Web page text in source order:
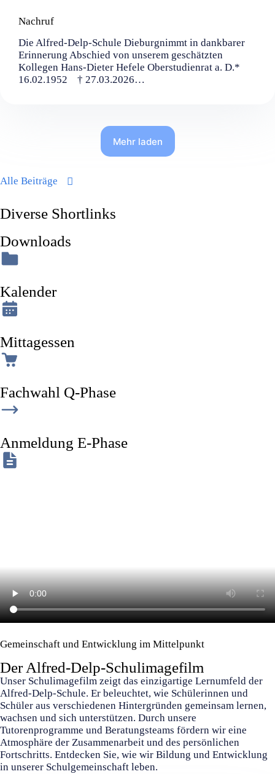
Nachruf
Die Alfred-Delp-Schule Dieburgnimmt in dankbarer
Erinnerung Abschied von unserem geschätzten
Kollegen Hans-Dieter Hefele Oberstudienrat a. D.*
16.02.1952 † 27.03.2026…
Mehr laden
Alle Beiträge
Diverse Shortlinks
Downloads
Kalender
Mittagessen
Fachwahl Q-Phase
Anmeldung E-Phase
Gemeinschaft und Entwicklung im Mittelpunkt
Der Alfred-Delp-Schulimagefilm
Unser Schulimagefilm zeigt das einzigartige Lernumfeld der
Alfred-Delp-Schule. Er beleuchtet, wie Schülerinnen und
Schüler aus verschiedenen Hintergründen gemeinsam lernen,
wachsen und sich unterstützen. Durch unsere
Tutorenprogramme und Beratungsteams fördern wir eine
Atmosphäre der Zusammenarbeit und des persönlichen
Fortschritts. Entdecken Sie, wie wir Bildung und Entwicklung
in unserer Schulgemeinschaft leben.